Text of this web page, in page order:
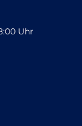
Uhr